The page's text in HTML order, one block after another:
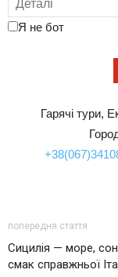
Я не бот
Гарячі тури,
попередня стаття
Сицилія — море,
смак справжньої